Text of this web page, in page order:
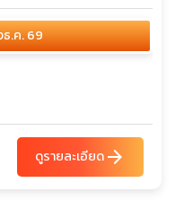
ธ.ค. 69
ดูรายละเอียดarrow_forward